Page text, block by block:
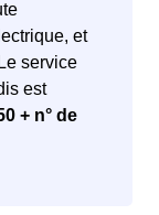
et
service
est
+ n° de